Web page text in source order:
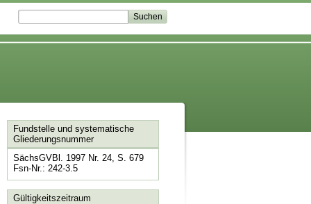
Fundstelle und systematische
Gliederungsnummer
SächsGVBl. 1997 Nr. 24, S. 679
Fsn-Nr.: 242-3.5
Gültigkeitszeitraum